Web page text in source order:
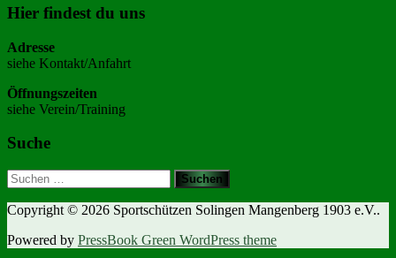
Hier findest du uns
Adresse
siehe Kontakt/Anfahrt
Öffnungszeiten
siehe Verein/Training
Suche
Suchen
nach:
Copyright © 2026 Sportschützen Solingen Mangenberg 1903 e.V..
Powered by PressBook Green WordPress theme